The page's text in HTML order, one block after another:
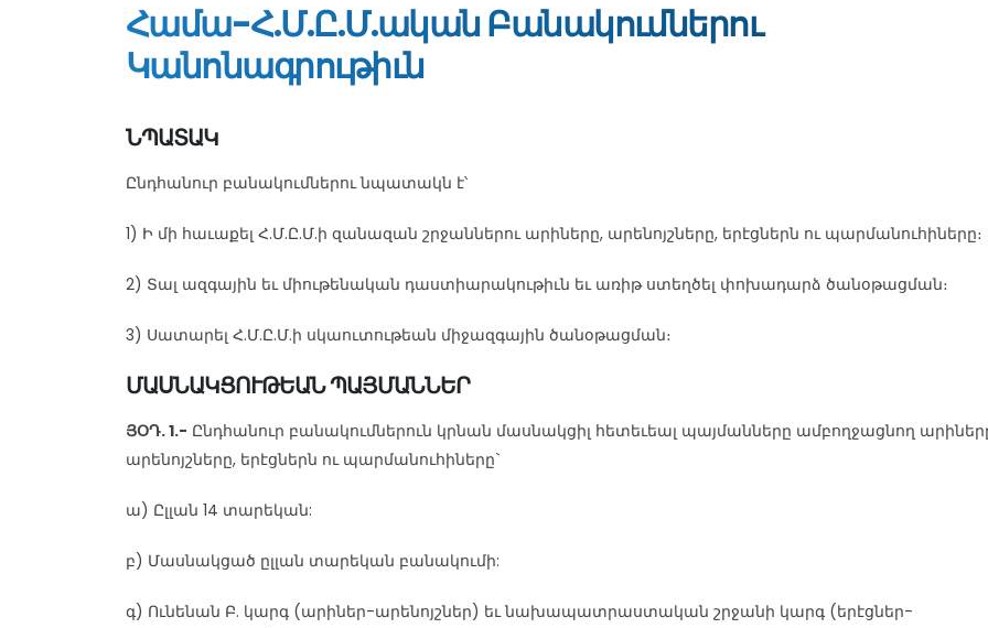
Համա-Հ.Մ.Ը.Մ.ական Բանակումներու
Կանոնագրութիւն
ՆՊԱՏԱԿ
Ընդհանուր բանակումներու նպատակն է՝
1) Ի մի հաւաքել Հ.Մ.Ը.Մ.ի զանազան շրջաններու արիները, արենոյշները, երէցներն ու պարմանուհիները։
2) Տալ ազգային եւ միութենական դաստիարակութիւն եւ առիթ ստեղծել փոխադարձ ծանօթացման։
3) Սատարել Հ.Մ.Ը.Մ.ի սկաուտութեան միջազգային ծանօթացման։
ՄԱՍՆԱԿՑՈՒԹԵԱՆ ՊԱՅՄԱՆՆԵՐ
ՅՕԴ. 1.- Ընդհանուր բանակումներուն կրնան մասնակցիլ հետեւեալ պայմանները ամբողջացնող
արենոյշները, երէցներն ու պարմանուհիները`
ա) Ըլլան 14 տարեկան:
բ) Մասնակցած ըլլան տարեկան բանակումի:
գ) Ունենան Բ. կարգ (արիներ-արենոյշներ) եւ նախապատրաստական շրջանի կարգ (երէցներ-